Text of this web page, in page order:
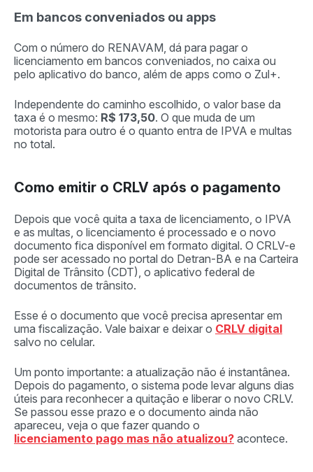
Em bancos conveniados ou apps
Com o número do RENAVAM, dá para pagar o
licenciamento em bancos conveniados, no caixa ou
pelo aplicativo do banco, além de apps como o Zul+.
Independente do caminho escolhido, o valor base da
taxa é o mesmo: R$ 173,50. O que muda de um
motorista para outro é o quanto entra de IPVA e multas
no total.
Como emitir o CRLV após o pagamento
Depois que você quita a taxa de licenciamento, o IPVA
e as multas, o licenciamento é processado e o novo
documento fica disponível em formato digital. O CRLV-e
pode ser acessado no portal do Detran-BA e na Carteira
Digital de Trânsito (CDT), o aplicativo federal de
documentos de trânsito.
Esse é o documento que você precisa apresentar em
uma fiscalização. Vale baixar e deixar o CRLV digital
salvo no celular.
Um ponto importante: a atualização não é instantânea.
Depois do pagamento, o sistema pode levar alguns dias
úteis para reconhecer a quitação e liberar o novo CRLV.
Se passou esse prazo e o documento ainda não
apareceu, veja o que fazer quando o
licenciamento pago mas não atualizou? acontece.